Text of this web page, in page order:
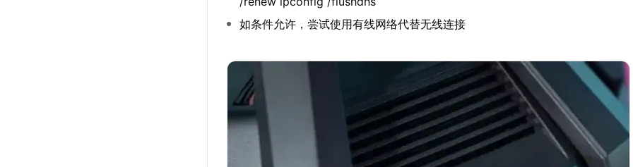
如条件允许，尝试使用有线网络代替无线连接